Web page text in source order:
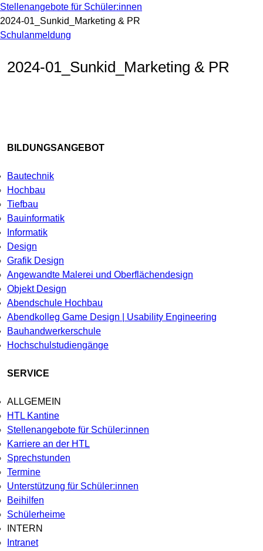
Stellenangebote für Schüler:innen
2024-01_Sunkid_Marketing & PR
Schulanmeldung
2024-01_Sunkid_Marketing & PR
BILDUNGSANGEBOT
Bautechnik
Hochbau
Tiefbau
Bauinformatik
Informatik
Design
Grafik Design
Angewandte Malerei und Oberflächendesign
Objekt Design
Abendschule Hochbau
Abendkolleg Game Design | Usability Engineering
Bauhandwerkerschule
Hochschulstudiengänge
SERVICE
ALLGEMEIN
HTL Kantine
Stellenangebote für Schüler:innen
Karriere an der HTL
Sprechstunden
Termine
Unterstützung für Schüler:innen
Beihilfen
Schülerheime
INTERN
Intranet